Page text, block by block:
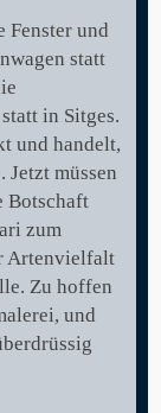
Fenster und
statt
in Sitges.
und handelt,
Jetzt müssen
Botschaft
zum
Artenvielfalt
Zu hoffen
und